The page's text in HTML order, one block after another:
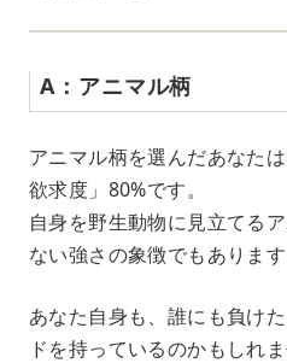
A：アニマル柄
アニマル柄を選んだあなた
欲求度」80%です。
自身を野生動物に見立てる
ない強さの象徴でもあります
あなた自身も、誰にも負け
ドを持っているのかもしれま